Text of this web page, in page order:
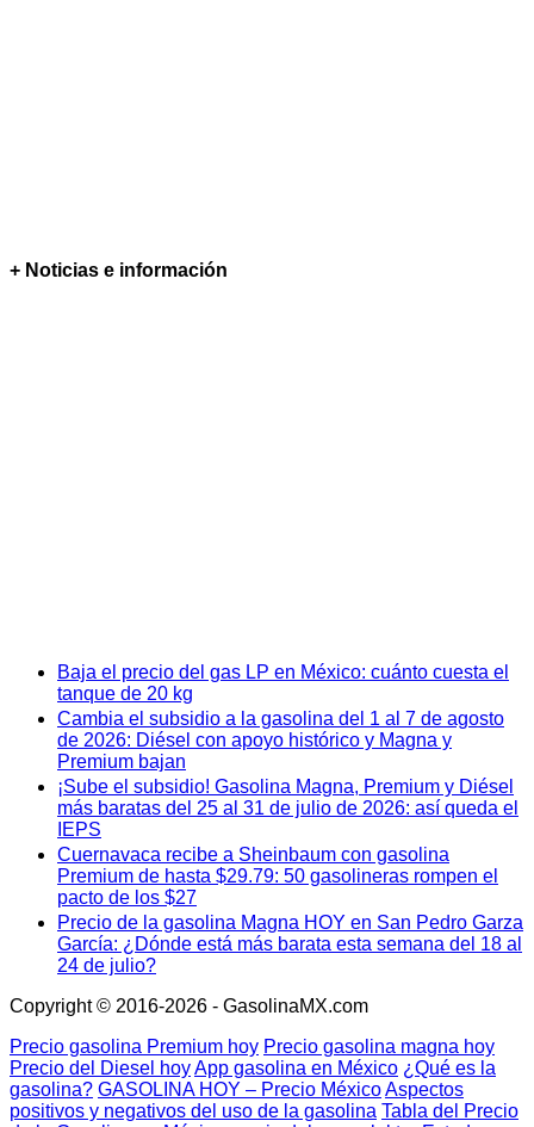
+ Noticias e información
Baja el precio del gas LP en México: cuánto cuesta el
tanque de 20 kg
Cambia el subsidio a la gasolina del 1 al 7 de agosto
de 2026: Diésel con apoyo histórico y Magna y
Premium bajan
¡Sube el subsidio! Gasolina Magna, Premium y Diésel
más baratas del 25 al 31 de julio de 2026: así queda el
IEPS
Cuernavaca recibe a Sheinbaum con gasolina
Premium de hasta $29.79: 50 gasolineras rompen el
pacto de los $27
Precio de la gasolina Magna HOY en San Pedro Garza
García: ¿Dónde está más barata esta semana del 18 al
24 de julio?
Copyright © 2016-2026 - GasolinaMX.com
Precio gasolina Premium hoy Precio gasolina magna hoy
Precio del Diesel hoyApp gasolina en México ¿Qué es la
gasolina? GASOLINA HOY – Precio MéxicoAspectos
positivos y negativos del uso de la gasolina Tabla del Precio